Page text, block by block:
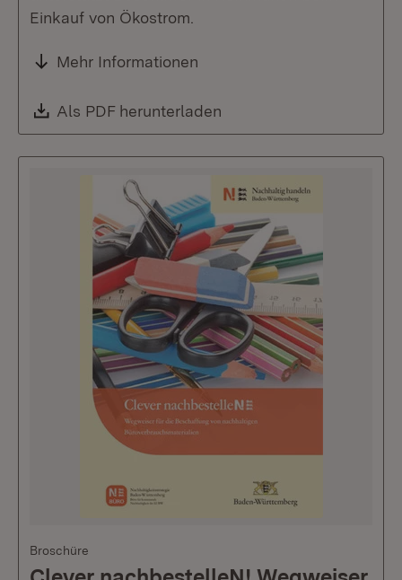
Einkauf von Ökostrom.
Mehr Informationen
Download:
Als PDF herunterladen
Broschüre